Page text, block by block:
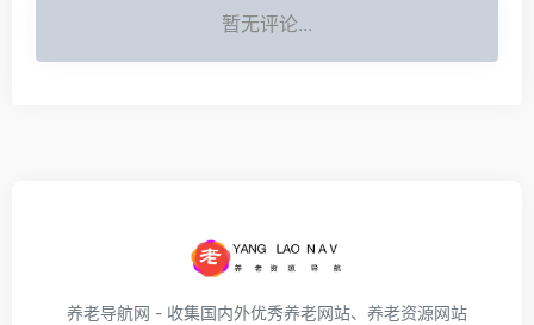
暂无评论...
养老导航网 - 收集国内外优秀养老网站、养老资源网站